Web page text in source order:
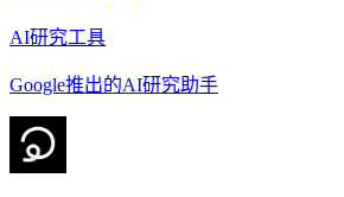
AI研究工具
Google推出的AI研究助手